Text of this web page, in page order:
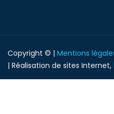
Copyright © | Mentions
| Réalisation de sites Internet,